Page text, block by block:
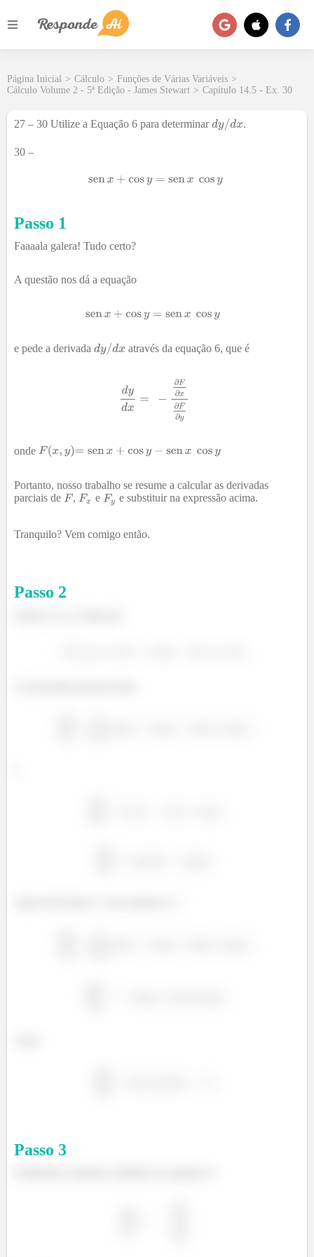
Página Inicial > Cálculo > Funções de Várias Variáveis >
Cálculo Volume 2 - 5ª Edição - James Stewart > Capítulo 14.5 - Ex. 30
27 – 30 Utilize a Equação 6 para determinar .
30 –
Passo 1
Faaaala galera! Tudo certo?
A questão nos dá a equação
e pede a derivada através da equação 6, que é
onde
Portanto, nosso trabalho se resume a calcular as derivadas
parciais de
, e e substituir na expressão acima.
Tranquilo? Vem comigo então.
Passo 2
Passo 3